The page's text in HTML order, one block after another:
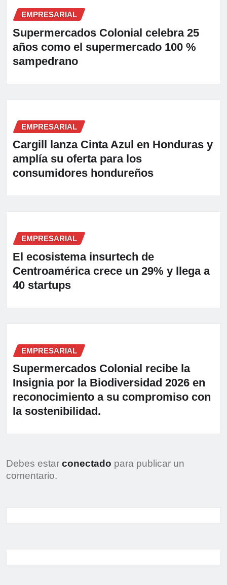
EMPRESARIAL
Supermercados Colonial celebra 25
años como el supermercado 100 %
sampedrano
EMPRESARIAL
Cargill lanza Cinta Azul en Honduras y
amplía su oferta para los
consumidores hondureños
EMPRESARIAL
El ecosistema insurtech de
Centroamérica crece un 29% y llega a
40 startups
EMPRESARIAL
Supermercados Colonial recibe la
Insignia por la Biodiversidad 2026 en
reconocimiento a su compromiso con
la sostenibilidad.
Debes estar conectado para publicar un
comentario.